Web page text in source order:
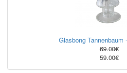
Glasbong Tannenbaum
69.00€
59.00€